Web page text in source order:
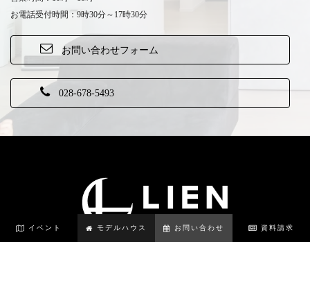
イベント モデルハウス お問い合わせ 資料請求
お電話受付時間：9時30分～ 17時30分
お 問 い合わせフ ォ ー ム
028-678-5493